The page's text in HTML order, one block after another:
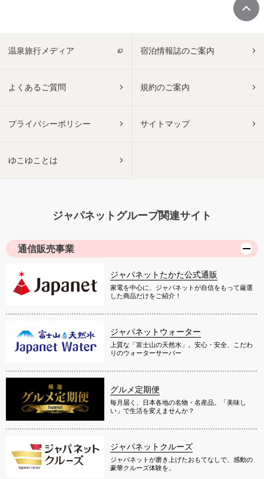
温泉旅行メディア 宿泊情報誌のご案内
よくあるご質問 規約のご案内
プライバシーポリシー サイトマップ
ゆこゆことは
ジャパネットグループ関連サイト
通信販売事業
ジャパネットたかた公式通販
家電を中心に、ジャパネットが自信をもって厳選
した商品だけをご紹介！
ジャパネットウォーター
上質な「富士山の天然水」。安心・安全、こだわ
りのウォーターサーバー
グルメ定期便
毎月届く、日本各地の名物・名産品。「美味し
い」で生活を変えませんか？
ジャパネットクルーズ
ジャパネットが磨き上げたおもてなしで、感動の
豪華クルーズ体験を。